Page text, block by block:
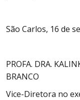
São Carlos, 16 de
PROFA. DRA.
BRANCO
Vice-Diretora no